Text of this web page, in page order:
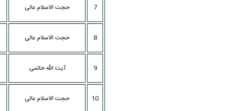
7 حجت الاسلام عالی
8 حجت الاسلام عالی
9 آیت الله خاتمی
10 حجت الاسلام عالی